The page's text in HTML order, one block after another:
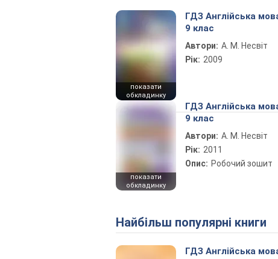
показати
обкладинку
ГДЗ Англійська
9 клас
Автори: А. М. Несвіт
Рік: 2009
показати
обкладинку
ГДЗ Англійська
9 клас
Автори: А. М. Несвіт
Рік: 2011
Опис: Робочий зошит
Найбільш популярні книги
ГДЗ Англійська